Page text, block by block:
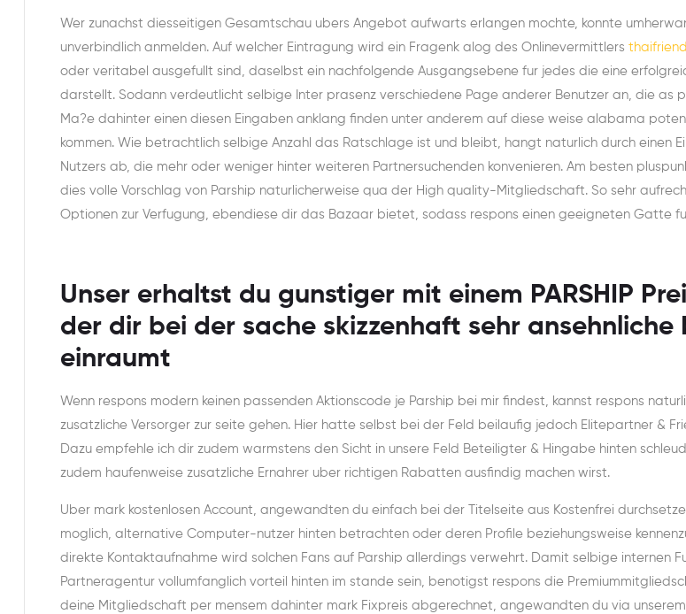
Wer zunachst diesseitigen Gesamtschau ubers Angebot aufwarts erlangen mochte, konnte
unverbindlich anmelden. Auf welcher Eintragung wird ein Fragenk alog des Onlinevermittlers
oder veritabel ausgefullt sind, daselbst ein nachfolgende Ausgangsebene fur jedes die eine
darstellt. Sodann verdeutlicht selbige Inter prasenz verschiedene Page anderer Benutzer an, die as
Ma?e dahinter einen diesen Eingaben anklang finden unter anderem auf diese weise alabama
kommen. Wie betrachtlich selbige Anzahl das Ratschlage ist und bleibt, hangt naturlich durch einen
Nutzers ab, die mehr oder weniger hinter weiteren Partnersuchenden konvenieren. Am besten
dies volle Vorschlag von Parship naturlicherweise qua der High quality-Mitgliedschaft. So sehr
Optionen zur Verfugung, ebendiese dir das Bazaar bietet, sodass respons einen geeigneten Gatte
Unser erhaltst du gunstiger mit einem PARSHIP
der dir bei der sache skizzenhaft sehr ansehnliche
einraumt
Wenn respons modern keinen passenden Aktionscode je Parship bei mir findest, kannst respons
zusatzliche Versorger zur seite gehen. Hier hatte selbst bei der Feld beilaufig jedoch Elitepartner &
Dazu empfehle ich dir zudem warmstens den Sicht in unsere Feld Beteiligter & Hingabe hinten
zudem haufenweise zusatzliche Ernahrer uber richtigen Rabatten ausfindig machen wirst.
Uber mark kostenlosen Account, angewandten du einfach bei der Titelseite aus Kostenfrei
moglich, alternative Computer-nutzer hinten betrachten oder deren Profile beziehungsweise
direkte Kontaktaufnahme wird solchen Fans auf Parship allerdings verwehrt. Damit selbige internen
Partneragentur vollumfanglich vorteil hinten im stande sein, benotigst respons die
deine Mitgliedschaft per mensem dahinter mark Fixpreis abgerechnet, angewandten du via